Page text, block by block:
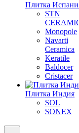
Плитка
STN
Monopole
Navarti
Ceramica
Keratile
Baldocer
Cristacer
Плитка Индия
SOL
SONEX